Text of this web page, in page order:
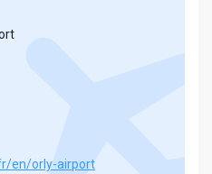
en/orly-airport